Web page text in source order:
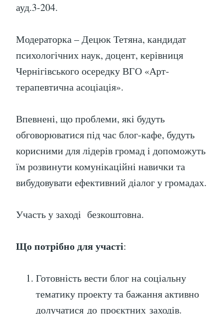
ауд.3-204.
Модераторка – Децюк Тетяна, кандидат
психологічних наук, доцент, керівниця
Чернігівського осередку ВГО «Арт-
терапевтична асоціація».
Впевнені, що проблеми, які будуть
обговорюватися під час блог-кафе, будуть
корисними для лідерів громад і допоможуть
їм розвинути комунікаційні навички та
вибудовувати ефективний діалог у громадах.
Участь у заході безкоштовна.
Що потрібно для участі:
Готовність вести блог на соціальну
тематику проекту та бажання активно
долучатися до проєктних заходів.